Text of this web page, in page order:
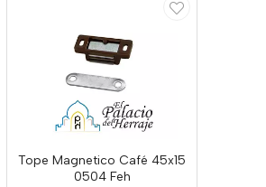
Tope Magnetico Café 45x15
0504 Feh